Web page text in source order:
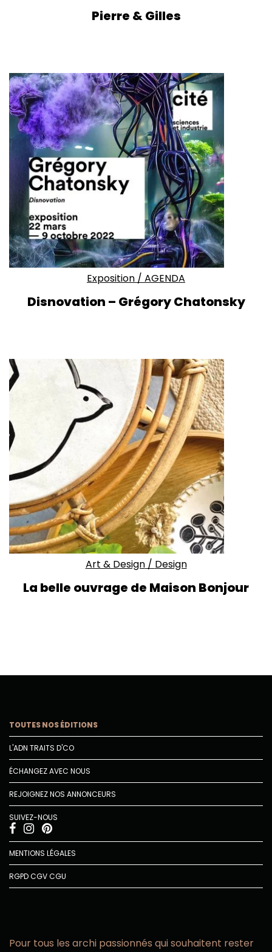
Pierre & Gilles
Exposition / AGENDA
Disnovation – Grégory Chatonsky
Art & Design/ Design
La belle ouvrage de Maison Bonjour
TOUTES NOS ÉDITIONS
L'ADN TRAITS D'CO
ÉCHANGEZ AVEC NOUS
REJOIGNEZ NOS ANNONCEURS
SUIVEZ-NOUS
MENTIONS LÉGALES
RGPDCGVCGU
Pour tous les archi passionnés qui souhaitent rester